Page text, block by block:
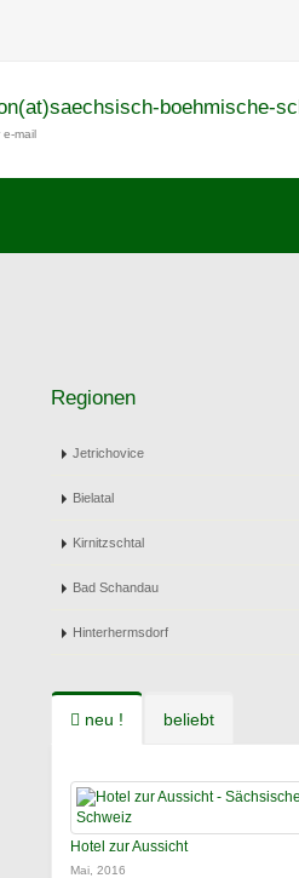
boehmische-
mail
Regionen
Jetrichovice
Bielatal
Kirnitzschtal
Bad Schandau
Hinterhermsdorf
neu ! beliebt
Hotel zur Aussicht
Mai, 2016